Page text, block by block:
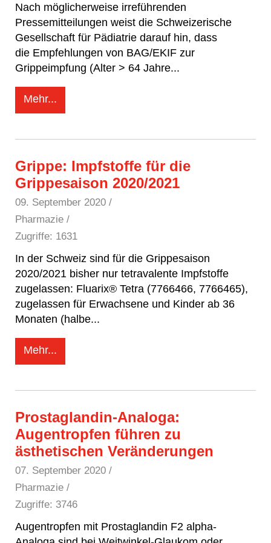
Nach möglicherweise irreführenden
Pressemitteilungen weist die Schweizerische
Gesellschaft für Pädiatrie darauf hin, dass
die Empfehlungen von BAG/EKIF zur
Grippeimpfung (Alter > 64 Jahre...
Mehr...
Grippe: Impfstoffe für die
Grippesaison 2020/2021
09. September 2020 /
Pharmazie /
Zugriffe: 1631
In der Schweiz sind für die Grippesaison
2020/2021 bisher nur tetravalente Impfstoffe
zugelassen: Fluarix® Tetra (7766466, 7766465),
zugelassen für Erwachsene und Kinder ab 36
Monaten (halbe...
Mehr...
Prostaglandin-Analoga:
Augentropfen führen zu
ästhetischen Veränderungen
07. September 2020 /
Pharmazie /
Zugriffe: 3746
Augentropfen mit Prostaglandin F2 alpha-